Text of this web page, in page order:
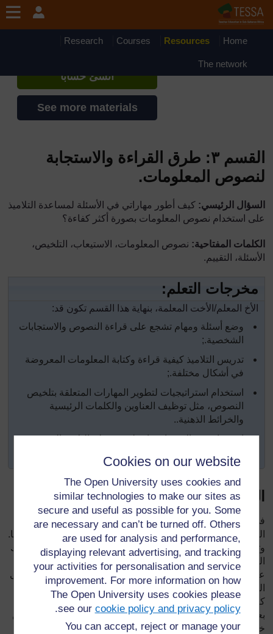
Cookies on our website
The Open University uses cookies and
similar technologies to make our sites as
secure and useful as possible for you. Some
are necessary and can’t be turned off. Others
are used for analysis and performance,
displaying relevant advertising, and tracking
your activities for personalisation and service
improvement. For more information on how
The Open University uses cookies please
see our cookie policy and privacy policy
.
You can accept, reject or manage your
Home
Resources
Courses
Research
The network
TESSA - Arabic - All Africa
إذا أنشأت حسابا، يمكنك أن تنشئ ملفاً
شخصياً على الموقع
أنشئ حساباً
See more materials
القسم ٣: طرق القراءة والاستجابة
لنصوص المعلومات.
السؤال الرئيسي: كيف أطور مهاراتي في الأسئلة لمساعدة التلاميذ
على استخدام نصوص المعلومات بصورة أكثر كفاءة؟
الكلمات المفتاحية: نصوص المعلومات، الاستيعاب، التلخيص،
الأسئلة، التقييم.
مخرجات التعلم:
الأخ المعلم/الأخت المعلمة، بنهاية هذا القسم تكون قد:
وضع أسئلة ومهام تشجع على قراءة النصوص والاستجابات
الشخصية.;
تدريس التلاميذ كيفية قراءة وكتابة المعلومات المعروضة
في أشكال مختلفة.;
استخدام استراتيجيات لتطوير المهارات المتعلقة بتلخيص
النصوص، مثل توظيف العناوين والكلمات الرئيسية
والخرائط الذهنية..
استخدام هذه الاستراتيجيات لتقييم تعلم التلاميذالجديد
التمهيد
في عصر المعلومات الحالي، هناك حاجة شديدة لمقدرات قراءة
المعلومات المعروضة في أشكال مختلفة والتجاوب والتفاعل معها.
وتحتاج قراءة معلومات الجداول والخرائط لمهارات تختلف عن تلك
المطلوبة لقراءة القصص. ومن مهامك كمعلم، أن تدرب التلاميذ
على فهم ما يقرأونه وتلخيص النقاط الأساسية في النصوص، وعلى
التجاوب من خلال طرح أفكارهم الخاصة. إن مقدرة التلاميذ على
كتابة أجوبة على أسئلة حول ما قرأوه لأمر ضروري وهام، إلا أن
بعضهم ينتج عملا أجود عندما يجدون الفرصة لتطبيق ما فهموه من
خلال أنشطة أخرى مثل عمل إعلان أو رسم بياني على شكل